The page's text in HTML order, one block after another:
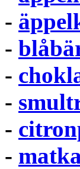
-
-
-
-
-
-